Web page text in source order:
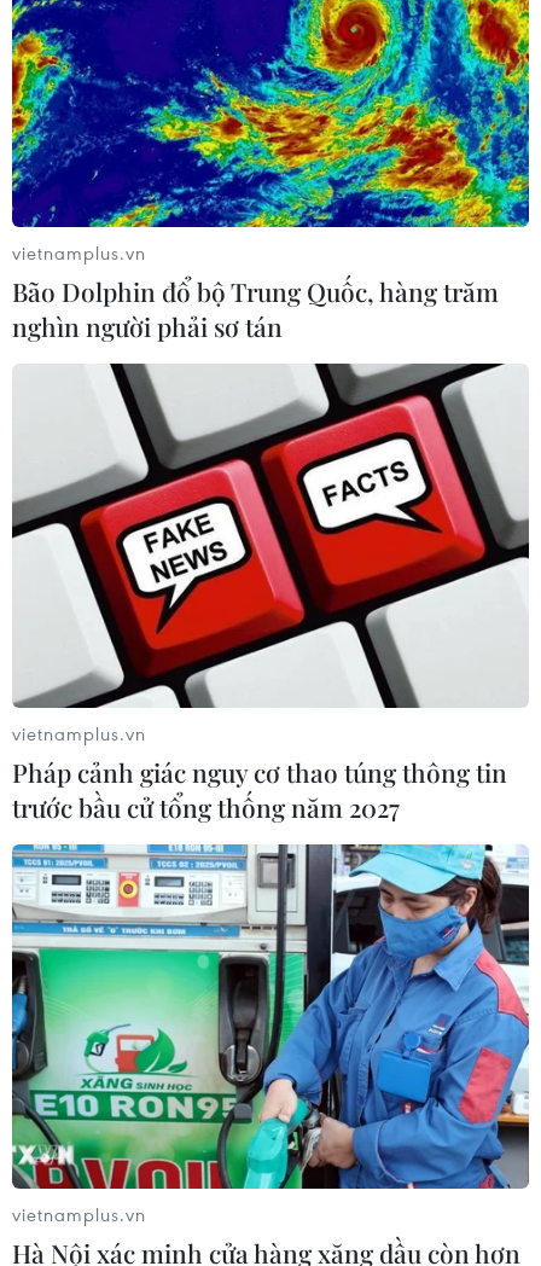
vietnamplus.vn
Bão Dolphin đổ bộ Trung Quốc, hàng trăm
nghìn người phải sơ tán
vietnamplus.vn
Pháp cảnh giác nguy cơ thao túng thông tin
trước bầu cử tổng thống năm 2027
vietnamplus.vn
Hà Nội xác minh cửa hàng xăng dầu còn hơn